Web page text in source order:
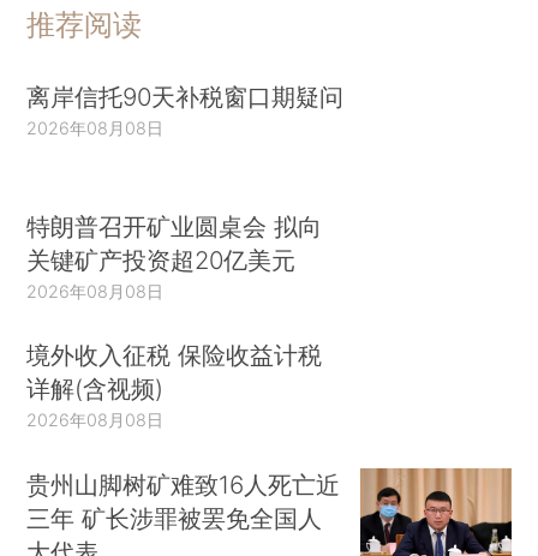
推荐阅读
离岸信托90天补税窗口期疑问
2026年08月08日
特朗普召开矿业圆桌会 拟向
关键矿产投资超20亿美元
2026年08月08日
境外收入征税 保险收益计税
详解(含视频)
2026年08月08日
贵州山脚树矿难致16人死亡近
三年 矿长涉罪被罢免全国人